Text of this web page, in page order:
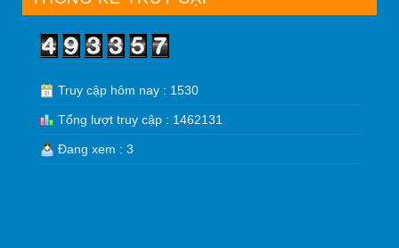
Truy cập hôm nay : 1530
Tổng lượt truy cập : 1462131
Đang xem : 3